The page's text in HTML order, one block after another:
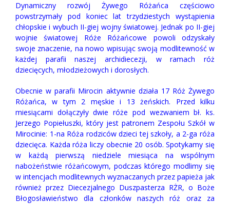
Dynamiczny rozwój Żywego Różańca częściowo
powstrzymały pod koniec lat trzydziestych wystąpienia
chłopskie i wybuch II-giej wojny światowej. Jednak po II-giej
wojnie światowej Róże Różańcowe powoli odzyskały
swoje znaczenie, na nowo wpisując swoją modlitewność w
każdej parafii naszej archidiecezji, w ramach róż
dziecięcych, młodzieżowych i dorosłych.
Obecnie w parafii Mirocin aktywnie działa 17 Róż Żywego
Różańca, w tym 2 męskie i 13 żeńskich. Przed kilku
miesiącami dołączyły dwie róże pod wezwaniembł. ks.
Jerzego Popiełuszki, który jest patronem Zespołu Szkół w
Mirocinie: 1-na Róża rodziców dzieci tej szkoły, a 2-ga róża
dziecięca. Każda róża liczy obecnie 20 osób. Spotykamy się
w każdą pierwszą niedziele miesiąca na wspólnym
nabożeństwie różańcowym, podczas którego modlimy się
w intencjach modlitewnych wyznaczanych przez papieża jak
również przez Diecezjalnego Duszpasterza RŻR, o Boże
Błogosławieństwo dla członków naszych róż oraz za